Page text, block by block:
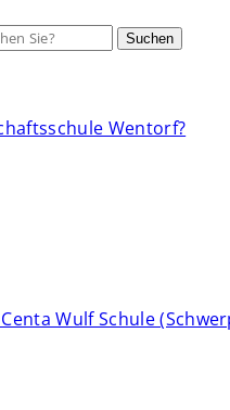
Suchen
Wentorf?
Wulf Schule